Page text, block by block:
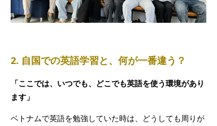
2. 自国での英語学習と、何が一番違う？
「ここでは、いつでも、どこでも英語を使う環境があり
ます」
ベトナムで英語を勉強していた時は、どうしても周りが